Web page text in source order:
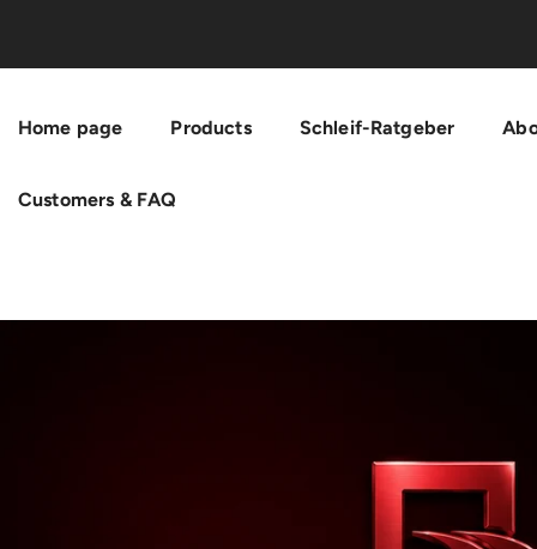
Home page Products Schleif-Ratgeber
Customers & FAQ